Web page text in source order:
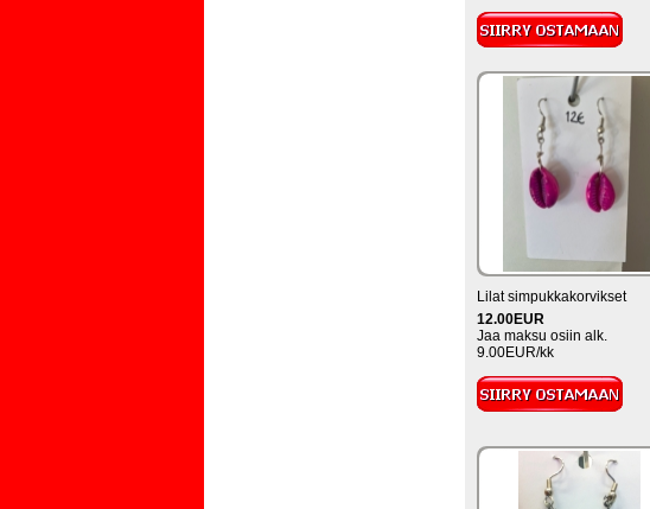
Lilat simpukkakorvikset
12.00EUR
Jaa maksu osiin alk.
9.00EUR/kk